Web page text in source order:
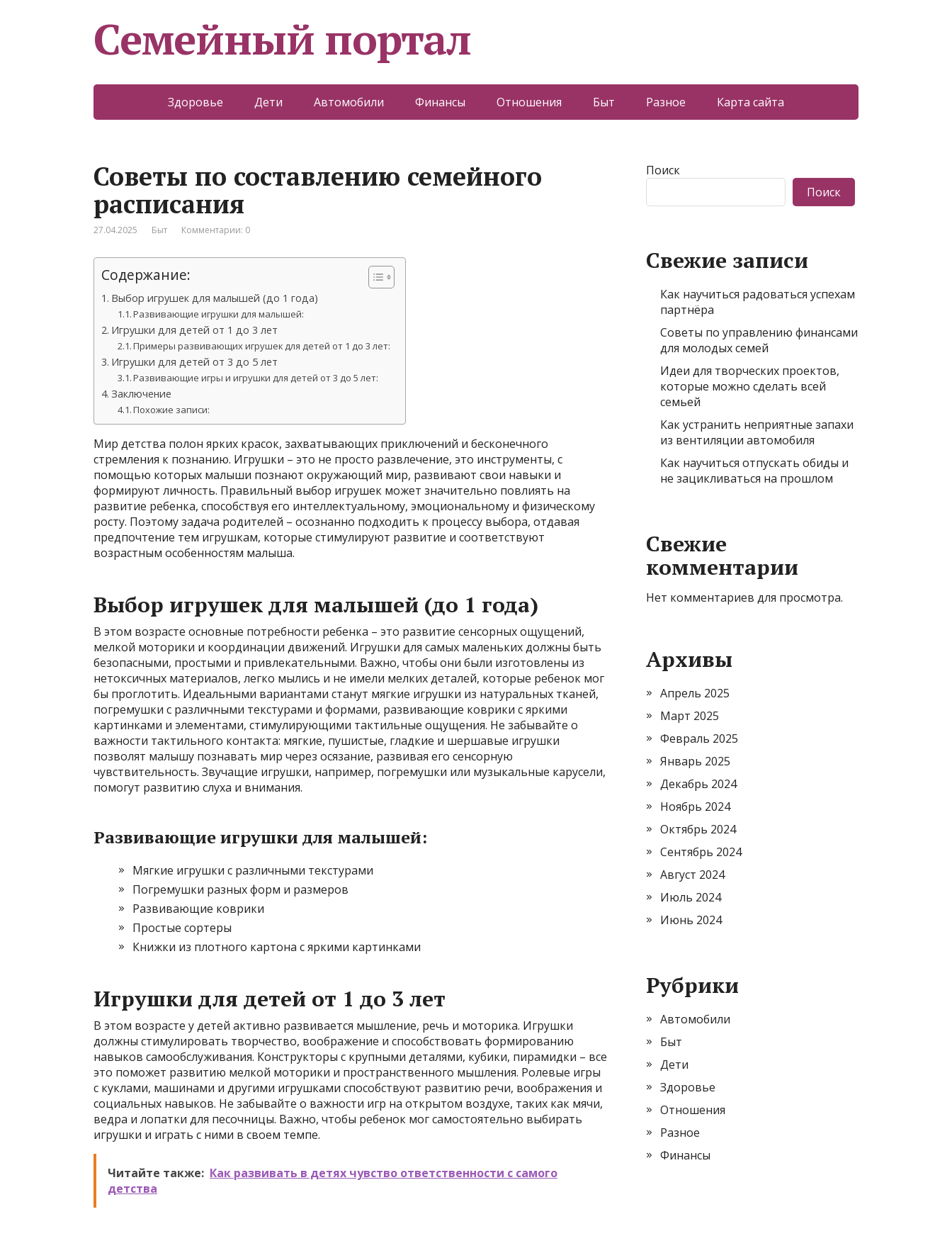
Семейный портал
Здоровье Дети Автомобили Финансы Отношения Быт Разное Карта сайта
Советы по составлению семейного
расписания
27.04.2025 Быт Комментарии: 0
Содержание:
Выбор игрушек для малышей (до 1 года)
Развивающие игрушки для малышей:
Игрушки для детей от 1 до 3 лет
Примеры развивающих игрушек для детей от 1 до 3 лет:
Игрушки для детей от 3 до 5 лет
Развивающие игры и игрушки для детей от 3 до 5 лет:
Заключение
Похожие записи:
Мир детства полон ярких красок, захватывающих приключений и бесконечного
стремления к познанию. Игрушки – это не просто развлечение, это инструменты, с
помощью которых малыши познают окружающий мир, развивают свои навыки и
формируют личность. Правильный выбор игрушек может значительно повлиять на
развитие ребенка, способствуя его интеллектуальному, эмоциональному и физическому
росту. Поэтому задача родителей – осознанно подходить к процессу выбора, отдавая
предпочтение тем игрушкам, которые стимулируют развитие и соответствуют
возрастным особенностям малыша.
Выбор игрушек для малышей (до 1 года)
В этом возрасте основные потребности ребенка – это развитие сенсорных ощущений,
мелкой моторики и координации движений. Игрушки для самых маленьких должны быть
безопасными, простыми и привлекательными. Важно, чтобы они были изготовлены из
нетоксичных материалов, легко мылись и не имели мелких деталей, которые ребенок мог
бы проглотить. Идеальными вариантами станут мягкие игрушки из натуральных тканей,
погремушки с различными текстурами и формами, развивающие коврики с яркими
картинками и элементами, стимулирующими тактильные ощущения. Не забывайте о
важности тактильного контакта: мягкие, пушистые, гладкие и шершавые игрушки
позволят малышу познавать мир через осязание, развивая его сенсорную
чувствительность. Звучащие игрушки, например, погремушки или музыкальные карусели,
помогут развитию слуха и внимания.
Развивающие игрушки для малышей:
Мягкие игрушки с различными текстурами
Погремушки разных форм и размеров
Развивающие коврики
Простые сортеры
Книжки из плотного картона с яркими картинками
Игрушки для детей от 1 до 3 лет
В этом возрасте у детей активно развивается мышление, речь и моторика. Игрушки
должны стимулировать творчество, воображение и способствовать формированию
навыков самообслуживания. Конструкторы с крупными деталями, кубики, пирамидки – все
это поможет развитию мелкой моторики и пространственного мышления. Ролевые игры
с куклами, машинами и другими игрушками способствуют развитию речи, воображения и
социальных навыков. Не забывайте о важности игр на открытом воздухе, таких как мячи,
ведра и лопатки для песочницы. Важно, чтобы ребенок мог самостоятельно выбирать
игрушки и играть с ними в своем темпе.
Читайте также: Как развивать в детях чувство ответственности с самого
детства
Поиск
Поиск
Свежие записи
Как научиться радоваться успехам
партнёра
Советы по управлению финансами
для молодых семей
Идеи для творческих проектов,
которые можно сделать всей
семьей
Как устранить неприятные запахи
из вентиляции автомобиля
Как научиться отпускать обиды и
не зацикливаться на прошлом
Свежие
комментарии
Нет комментариев для просмотра.
Архивы
Апрель 2025
Март 2025
Февраль 2025
Январь 2025
Декабрь 2024
Ноябрь 2024
Октябрь 2024
Сентябрь 2024
Август 2024
Июль 2024
Июнь 2024
Рубрики
Автомобили
Быт
Дети
Здоровье
Отношения
Разное
Финансы